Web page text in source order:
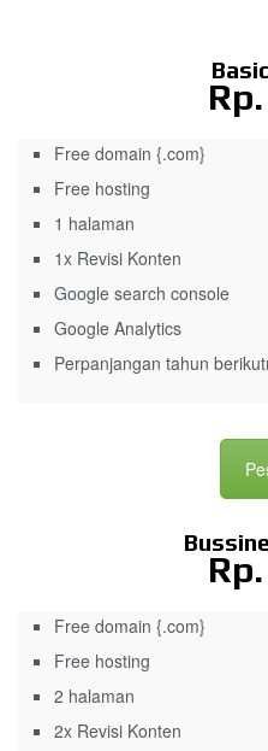
Free domain {.com}
Free hosting
1 halaman
1x Revisi Konten
Google search console
Google Analytics
Perpanjangan tahun
Free domain {.com}
Free hosting
2 halaman
2x Revisi Konten